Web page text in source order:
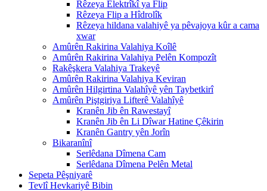
Rêzeya Elektrîkî ya Flip
Rêzeya Flip a Hîdrolîk
Rêzeya hildana valahiyê ya pêvajoya kûr a cama
xwar
Amûrên Rakirina Valahiya Koîlê
Amûrên Rakirina Valahiya Pelên Kompozît
Rakêşkera Valahiya Trakeyê
Amûrên Rakirina Valahiya Keviran
Amûrên Hilgirtina Valahîyê yên Taybetkirî
Amûrên Piştgiriya Lifterê Valahîyê
Kranên Jib ên Rawestayî
Kranên Jib ên Li Dîwar Hatine Çêkirin
Kranên Gantry yên Jorîn
Bikaranînî
Serlêdana Dîmena Cam
Serlêdana Dîmena Pelên Metal
Sepeta Pêşniyarê
Tevlî Hevkariyê Bibin